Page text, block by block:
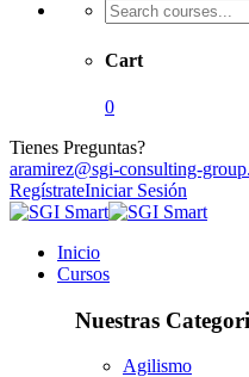
Cart
0
Tienes Preguntas?
aramirez@sgi-consulting-
RegístrateIniciar Sesión
Inicio
Cursos
Nuestras
Agilismo